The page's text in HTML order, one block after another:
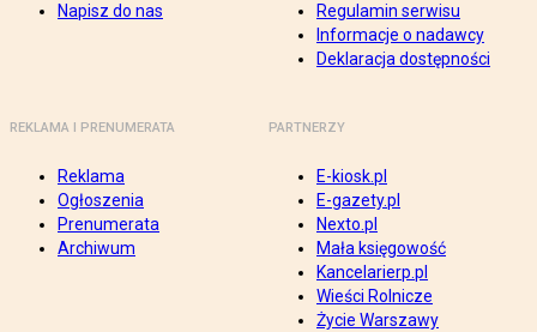
Napisz do nas
Regulamin serwisu
Informacje o nadawcy
Deklaracja dostępności
REKLAMA I PRENUMERATA
Reklama
Ogłoszenia
Prenumerata
Archiwum
PARTNERZY
E-kiosk.pl
E-gazety.pl
Nexto.pl
Mała księgowość
Kancelarierp.pl
Wieści Rolnicze
Życie Warszawy